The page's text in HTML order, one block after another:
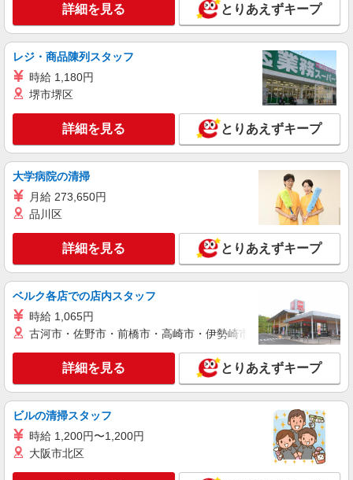
詳細を見る とりあえずキープ
レジ・商品陳列スタッフ
時給 1,180円
堺市堺区
詳細を見る とりあえずキープ
大学病院の清掃
月給 273,650円
品川区
詳細を見る とりあえずキープ
ベルク各店での店内スタッフ
時給 1,065円
古河市・佐野市・前橋市・高崎市・伊勢崎市・太田市・館林市
詳細を見る とりあえずキープ
ビルの清掃スタッフ
時給 1,200円〜1,200円
大阪市北区